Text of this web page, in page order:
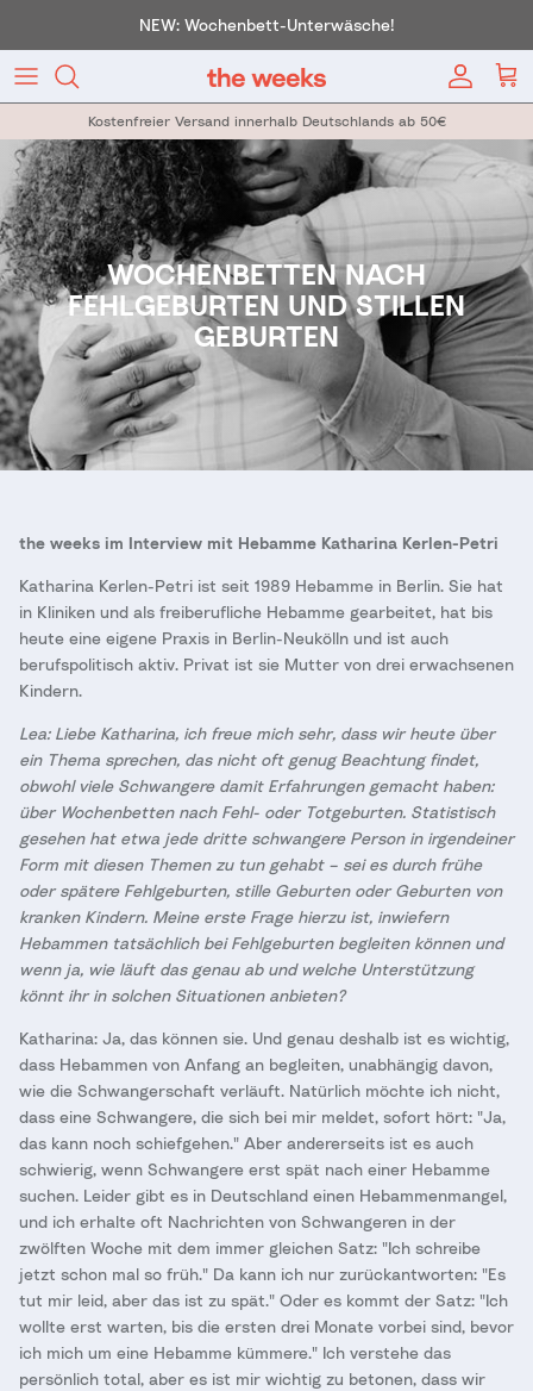
NEW: Wochenbett-Unterwäsche!
Konto
Kostenfreier Versand innerhalb Deutschlands ab 50€
WOCHENBETTEN NACH
FEHLGEBURTEN UND STILLEN
GEBURTEN
the weeks im Interview mit Hebamme Katharina Kerlen-Petri
Katharina Kerlen-Petri ist seit 1989 Hebamme in Berlin. Sie hat
in Kliniken und als freiberufliche Hebamme gearbeitet, hat bis
heute eine eigene Praxis in Berlin-Neukölln und ist auch
berufspolitisch aktiv. Privat ist sie Mutter von drei erwachsenen
Kindern.
Lea: Liebe Katharina, ich freue mich sehr, dass wir heute über
ein Thema sprechen, das nicht oft genug Beachtung findet,
obwohl viele Schwangere damit Erfahrungen gemacht haben:
über Wochenbetten nach Fehl- oder Totgeburten. Statistisch
gesehen hat etwa jede dritte schwangere Person in irgendeiner
Form mit diesen Themen zu tun gehabt – sei es durch frühe
oder spätere Fehlgeburten, stille Geburten oder Geburten von
kranken Kindern. Meine erste Frage hierzu ist, inwiefern
Hebammen tatsächlich bei Fehlgeburten begleiten können und
wenn ja, wie läuft das genau ab und welche Unterstützung
könnt ihr in solchen Situationen anbieten?
Katharina: Ja, das können sie. Und genau deshalb ist es wichtig,
dass Hebammen von Anfang an begleiten, unabhängig davon,
wie die Schwangerschaft verläuft. Natürlich möchte ich nicht,
dass eine Schwangere, die sich bei mir meldet, sofort hört: "Ja,
das kann noch schiefgehen." Aber andererseits ist es auch
schwierig, wenn Schwangere erst spät nach einer Hebamme
suchen. Leider gibt es in Deutschland einen Hebammenmangel,
und ich erhalte oft Nachrichten von Schwangeren in der
zwölften Woche mit dem immer gleichen Satz: "Ich schreibe
jetzt schon mal so früh." Da kann ich nur zurückantworten: "Es
tut mir leid, aber das ist zu spät." Oder es kommt der Satz: "Ich
wollte erst warten, bis die ersten drei Monate vorbei sind, bevor
ich mich um eine Hebamme kümmere." Ich verstehe das
persönlich total, aber es ist mir wichtig zu betonen, dass wir